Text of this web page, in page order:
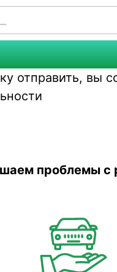
отправить, вы
проблемы